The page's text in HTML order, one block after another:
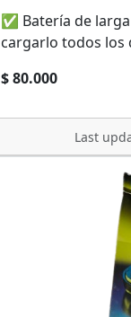
✅ Batería de
cargarlo todos los
$ 80.000
Last